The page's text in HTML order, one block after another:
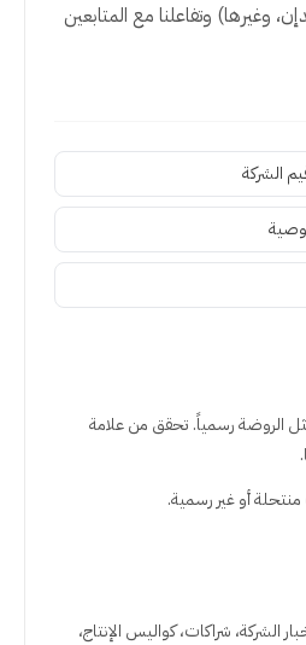
وغيرها) وتفاعلنا مع المتابعين
الشركة
الروضة رسمياً. تحقق من علامة
أو غير رسمية.
الشركة، شراكات، كواليس الإنتاج،